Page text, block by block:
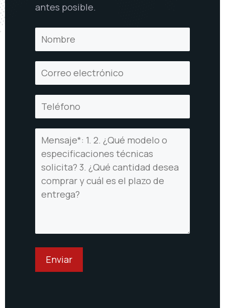
antes posible.